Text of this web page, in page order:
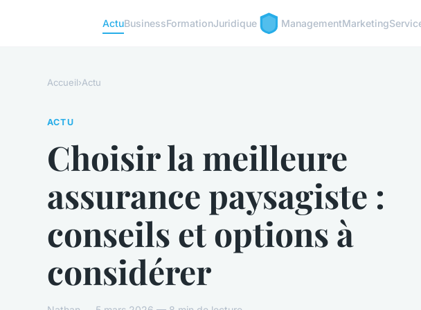
ActuBusinessFormationJuridique ManagementMarketing
Accueil›Actu
ACTU
Choisir la meilleure
assurance paysagiste :
conseils et options à
considérer